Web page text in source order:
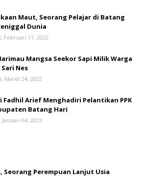
Maut, Seorang Pelajar di Batang
Dunia
Februari 11, 2022
Mangsa Seekor Sapi Milik Warga
Nes
Maret 24, 2022
Fadhil Arief Menghadiri Pelantikan PPK
Batang Hari
Januari 04, 2023
Seorang Perempuan Lanjut Usia